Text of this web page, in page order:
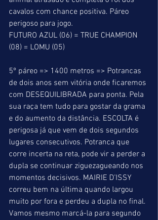
cavalos com chance positiva. Páreo
perigoso para jogo.
FUTURO AZUL (06) = TRUE CHAMPION
(08) = LOMU (05)
5º páreo => 1400 metros => Potrancas
de dois anos sem vitória onde ficaremos
com DESEQUILIBRADA para ponta. Pela
sua raça tem tudo para gostar da grama
e do aumento da distância. ESCOLTA é
perigosa já que vem de dois segundos
lugares consecutivos. Potranca que
corre incerta na reta, pode vir a perder a
dupla se continuar ziguezagueando nos
momentos decisivos. MAIRIE D’ISSY
correu bem na última quando largou
muito por fora e perdeu a dupla no final.
Vamos mesmo marcá-la para segundo